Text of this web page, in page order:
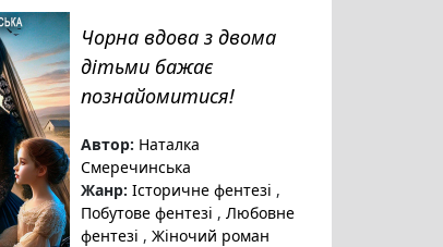
Чорна вдова з двома
дітьми бажає
познайомитися!
Автор: Наталка
Смеречинська
Жанр: Історичне фентезі ,
Побутове фентезі , Любовне
фентезі , Жіночий роман